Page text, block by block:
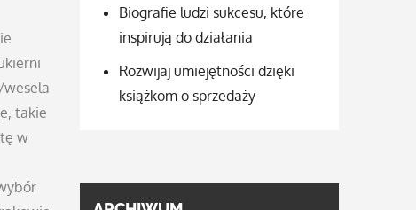
takie
w
Biografie ludzi sukcesu, które
inspirują do działania
Rozwijaj umiejętności dzięki
książkom o sprzedaży